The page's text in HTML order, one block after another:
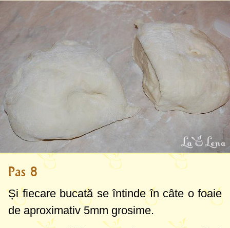
Pas 8
Și fiecare bucată se întinde în câte o foaie
de aproximativ 5mm grosime.